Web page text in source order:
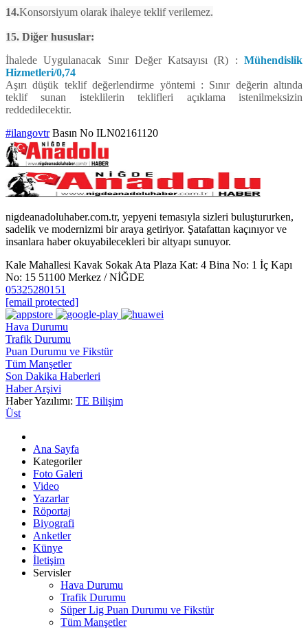
14.Konsorsiyum olarak ihaleye teklif verilemez.
15. Diğer hususlar:
İhalede Uygulanacak Sınır Değer Katsayısı (R) : Mühendislik
Hizmetleri/0,74
Aşırı düşük teklif değerlendirme yöntemi : Sınır değerin altında
teklif sunan isteklilerin teklifleri açıklama istenilmeksizin
reddedilecektir.
#ilangovtr Basın No ILN02161120
nigdeanadoluhaber.com.tr, yepyeni temasıyla sizleri buluştururken,
sadelik ve modernizmi bir araya getiriyor. Şatafattan kaçınıyor ve
insanlara haber okuyabilecekleri bir altyapı sunuyor.
Kale Mahallesi Kavak Sokak Ata Plaza Kat: 4 Bina No: 1 İç Kapı
No: 15 51100 Merkez / NİĞDE
05325280151
[email protected]
Hava Durumu
Trafik Durumu
Puan Durumu ve Fikstür
Tüm Manşetler
Son Dakika Haberleri
Haber Arşivi
Haber Yazılımı: TE Bilişim
Üst
Ana Sayfa
Kategoriler
Foto Galeri
Video
Yazarlar
Röportaj
Biyografi
Anketler
Künye
İletişim
Servisler
Hava Durumu
Trafik Durumu
Süper Lig Puan Durumu ve Fikstür
Tüm Manşetler